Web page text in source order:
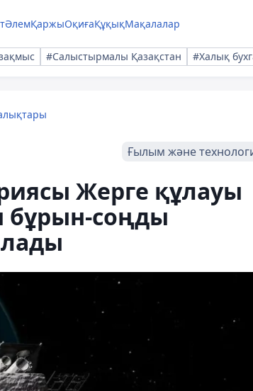
ӘлемҚаржыОқиғаҚұқықМақалалар
#Салыстырмалы Қазақстан #Халық
Ғылым және
Жерге құлауы
бұрын-соңды